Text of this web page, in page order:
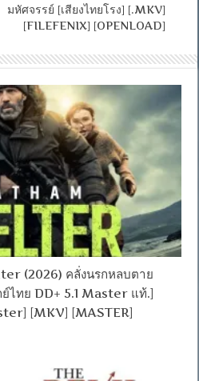
มหัศจรรย์ [เสียงไทยโรง] [.MKV]
[FILEFENIX] [OPENLOAD]
(2026) คลั่งนรกหลบตาย
ย์ไทย DD+ 5.1 Master แท้.]
[MKV] [MASTER]